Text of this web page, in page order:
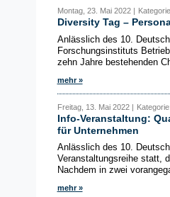
Montag, 23. Mai 2022 |
Diversity Tag –
Anlässlich des 10.
Forschungsinstituts
zehn Jahre bestehenden
mehr »
Freitag, 13. Mai 2022 |
Info-Veranstaltung:
für Unternehmen
Anlässlich des 10.
Veranstaltungsreihe statt,
Nachdem in zwei
mehr »